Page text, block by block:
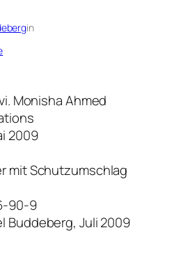
in
Monisha Ahmed
2009
mit Schutzumschlag
90-9
Buddeberg, Juli 2009